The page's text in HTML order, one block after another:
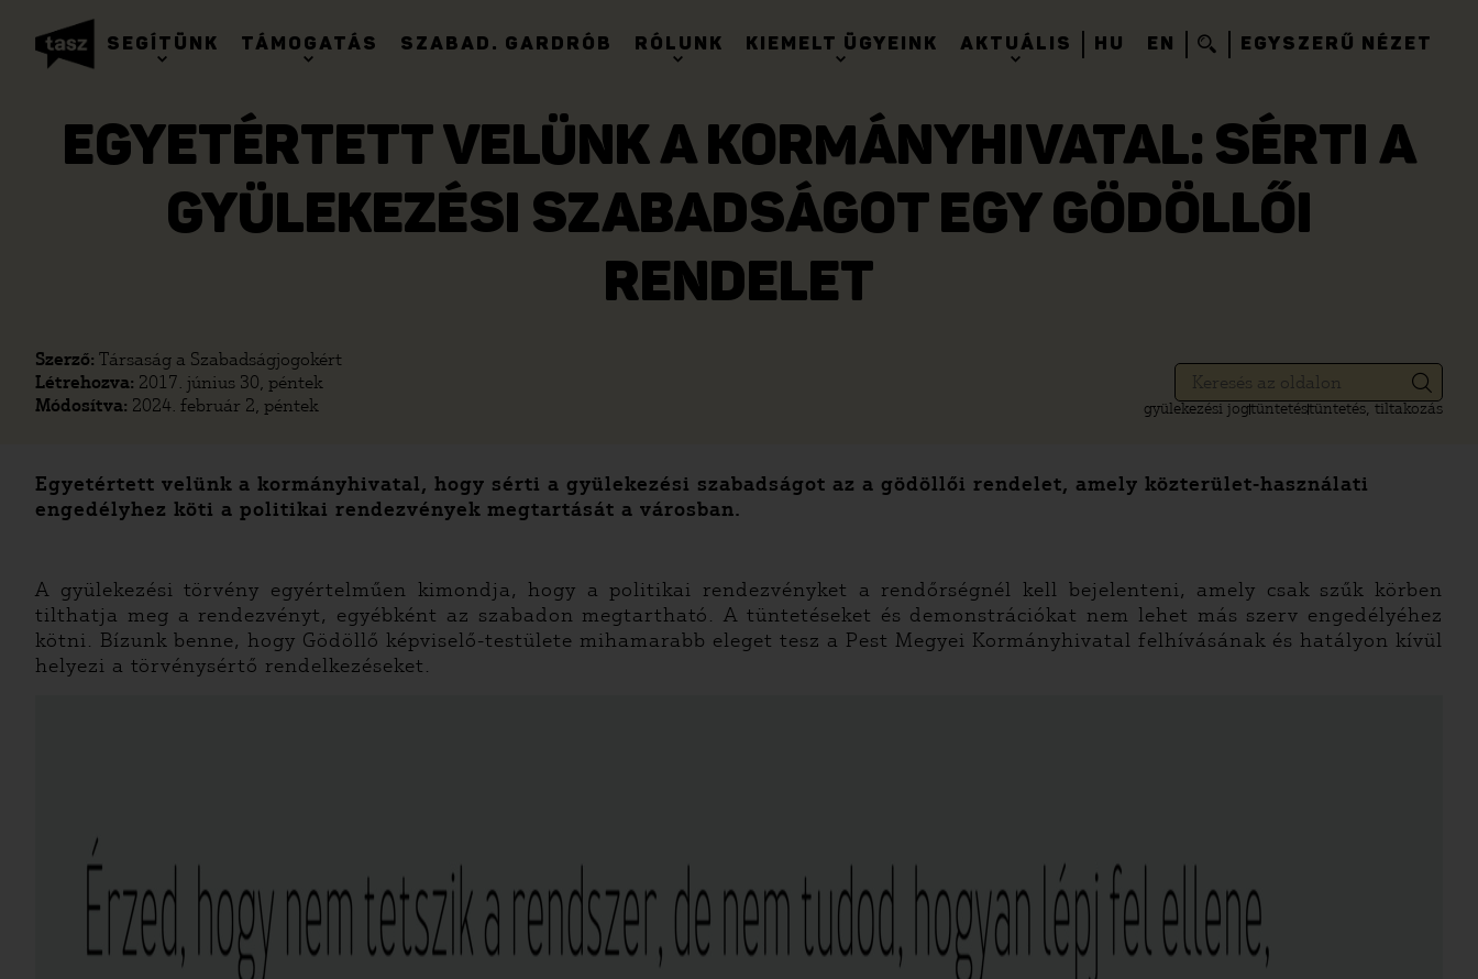
SEGÍTÜNK TÁMOGATÁS SZABAD. GARDRÓB RÓLUNK KIEMELT ÜGYEINK AKTUÁLIS HU EN EGYSZERŰ NÉZET
EGYETÉRTETT VELÜNK A KORMÁNYHIVATAL: SÉRTI A
GYÜLEKEZÉSI SZABADSÁGOT EGY GÖDÖLLŐI
RENDELET
Szerző: Társaság a Szabadságjogokért
Létrehozva: 2017. június 30, péntek
Módosítva: 2024. február 2, péntek gyülekezési jogtüntetéstüntetés, tiltakozás
Egyetértett velünk a kormányhivatal, hogy sérti a gyülekezési szabadságot az a gödöllői rendelet, amely közterület-használati
engedélyhez köti a politikai rendezvények megtartását a városban.
A gyülekezési törvény egyértelműen kimondja, hogy a politikai rendezvényket a rendőrségnél kell bejelenteni, amely csak szűk körben
tilthatja meg a rendezvényt, egyébként az szabadon megtartható. A tüntetéseket és demonstrációkat nem lehet más szerv engedélyéhez
kötni. Bízunk benne, hogy Gödöllő képviselő-testülete mihamarabb eleget tesz a Pest Megyei Kormányhivatal felhívásának és hatályon kívül
helyezi a törvénysértő rendelkezéseket.